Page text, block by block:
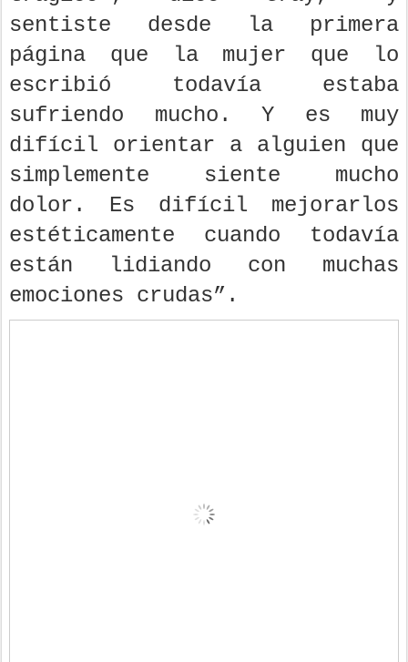
sentiste desde la primera
página que la mujer que lo
escribió todavía estaba
sufriendo mucho. Y es muy
difícil orientar a alguien que
simplemente siente mucho
dolor. Es difícil mejorarlos
estéticamente cuando todavía
están lidiando con muchas
emociones crudas”.